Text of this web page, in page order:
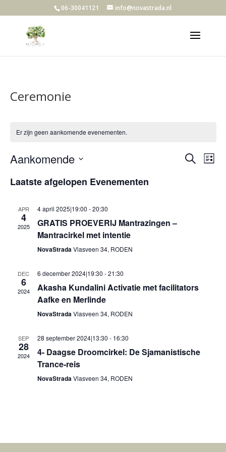
06-30041121 info@novastrada.nl
Ceremonie
Er zijn geen aankomende evenementen.
Zoeken
Lijst
Aankomende
een
Laatste afgelopen Evenementen
APR
4
2025
4 april 2025|19:00 -20:30
GRATIS PROEVERIJ Mantrazingen –
Mantracirkel met intentie
NovaStradaVlasveen 34, RODEN
DEC
6
2024
6 december 2024|19:30 -21:30
Akasha Kundalini Activatie met facilitators
Aafke en Merlinde
NovaStradaVlasveen 34, RODEN
SEP
28
2024
28 september 2024|13:30 - 16:30
4- Daagse Droomcirkel: De Sjamanistische
Trance-reis
NovaStradaVlasveen 34, RODEN